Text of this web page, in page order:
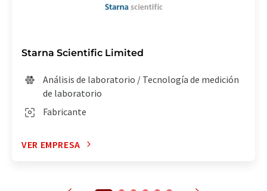
Starna Scientific Limited
Análisis de laboratorio / Tecnología de medición
de laboratorio
Fabricante
VER EMPRESA